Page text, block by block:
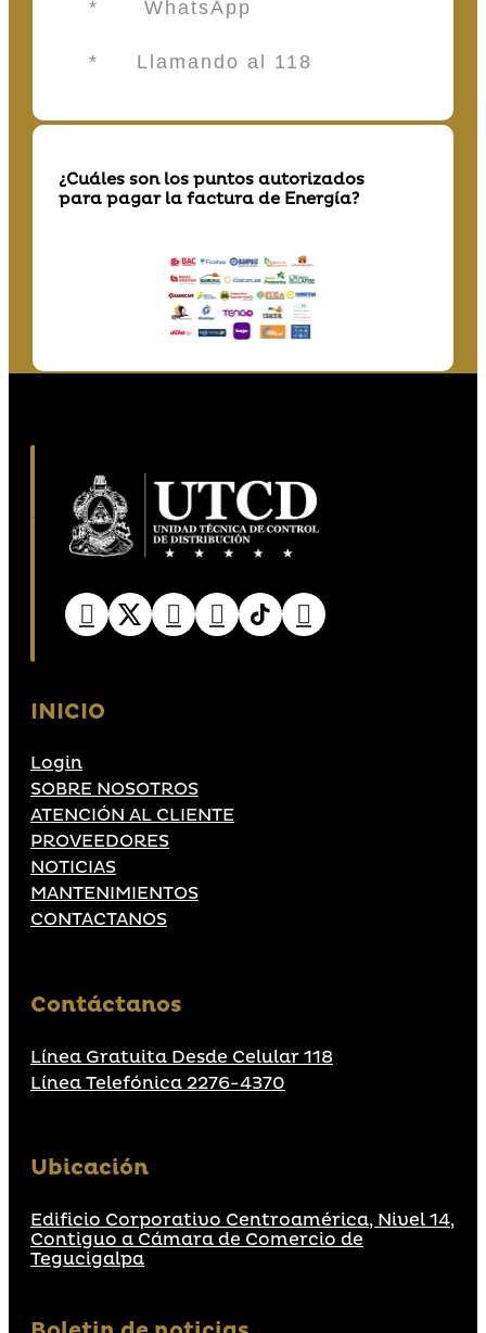
* WhatsApp
* Llamando al 118
¿Cuáles son los puntos autorizados
para pagar la factura de Energía?
INICIO
Login
SOBRE NOSOTROS
ATENCIÓN AL CLIENTE
PROVEEDORES
NOTICIAS
MANTENIMIENTOS
CONTACTANOS
Contáctanos
Línea Gratuita Desde Celular 118
Línea Telefónica 2276-4370
Ubicación
Edificio Corporativo Centroamérica, Nivel 14,
Contiguo a Cámara de Comercio de
Tegucigalpa